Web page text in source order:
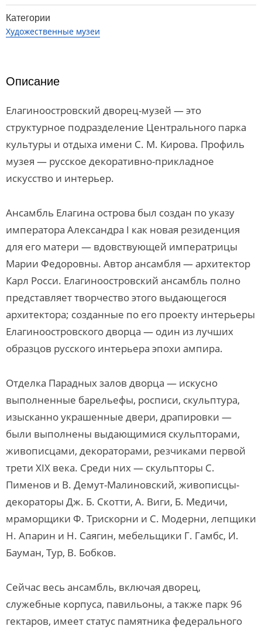
Категории
Художественные музеи
Описание
Елагиноостровский дворец-музей — это
структурное подразделение Центрального парка
культуры и отдыха имени С. М. Кирова. Профиль
музея — русское декоративно-прикладное
искусство и интерьер.
Ансамбль Елагина острова был создан по указу
императора Александра I как новая резиденция
для его матери — вдовствующей императрицы
Марии Федоровны. Автор ансамбля — архитектор
Карл Росси. Елагиноостровский ансамбль полно
представляет творчество этого выдающегося
архитектора; созданные по его проекту интерьеры
Елагиноостровского дворца — один из лучших
образцов русского интерьера эпохи ампира.
Отделка Парадных залов дворца — искусно
выполненные барельефы, росписи, скульптура,
изысканно украшенные двери, драпировки —
были выполнены выдающимися скульпторами,
живописцами, декораторами, резчиками первой
трети XIX века. Среди них — скульпторы С.
Пименов и В. Демут-Малиновский, живописцы-
декораторы Дж. Б. Скотти, А. Виги, Б. Медичи,
мраморщики Ф. Трискорни и С. Модерни, лепщики
Н. Апарин и Н. Саягин, мебельщики Г. Гамбс, И.
Бауман, Тур, В. Бобков.
Сейчас весь ансамбль, включая дворец,
служебные корпуса, павильоны, а также парк 96
гектаров, имеет статус памятника федерального